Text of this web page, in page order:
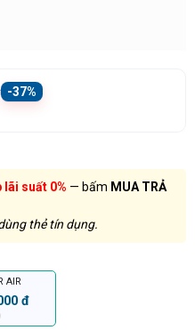
-37%
lãi suất 0% — bấm MUA TRẢ
thẻ tín dụng.
AIR
đ